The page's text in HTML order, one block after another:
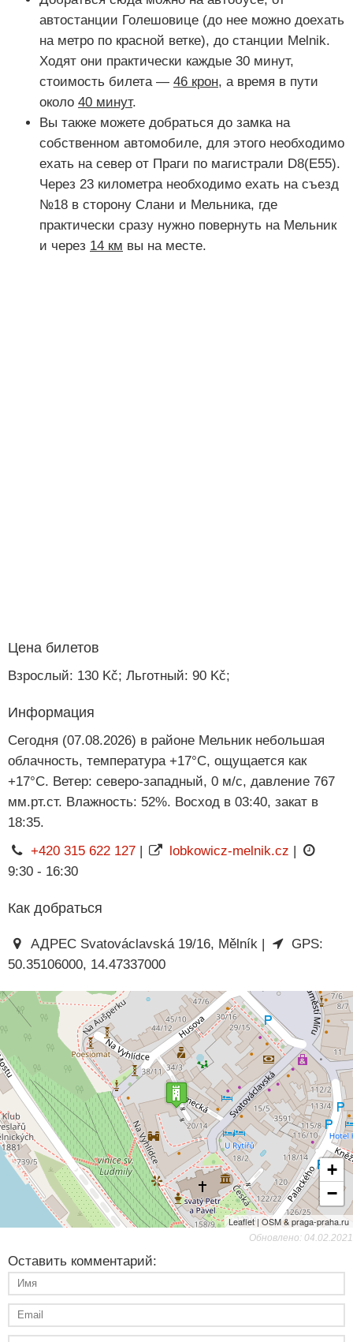
автостанции Голешовице (до нее можно доехать
на метро по красной ветке), до станции Melnik.
Ходят они практически каждые 30 минут,
стоимость билета — 46 крон, а время в пути
около 40 минут.
Вы также можете добраться до замка на
собственном автомобиле, для этого необходимо
ехать на север от Праги по магистрали D8(E55).
Через 23 километра необходимо ехать на съезд
№18 в сторону Слани и Мельника, где
практически сразу нужно повернуть на Мельник
и через 14 км вы на месте.
Цена билетов
Взрослый: 130 Kč; Льготный: 90 Kč;
Информация
Сегодня (07.08.2026) в районе Мельник небольшая
облачность, температура +17°C, ощущается как
+17°C. Ветер: северо-западный, 0 м/с, давление 767
мм.рт.ст. Влажность: 52%. Восход в 03:40, закат в
18:35.
+420 315 622 127| lobkowicz-melnik.cz |
9:30 - 16:30
Как добраться
АДРЕС Svatováclavská 19/16, Mělník |
GPS:
50.35106000, 14.47337000
+
−
Leaflet | OSM & praga-praha.ru
Обновлено: 04.02.2021
Оставить комментарий: